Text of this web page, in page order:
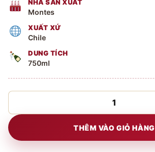
NHÀ SẢN XUẤT
Montes
XUẤT XỨ
Chile
DUNG TÍCH
750ml
Rượu
vang
Montes
Limited
THÊM VÀO GIỎ HÀNG